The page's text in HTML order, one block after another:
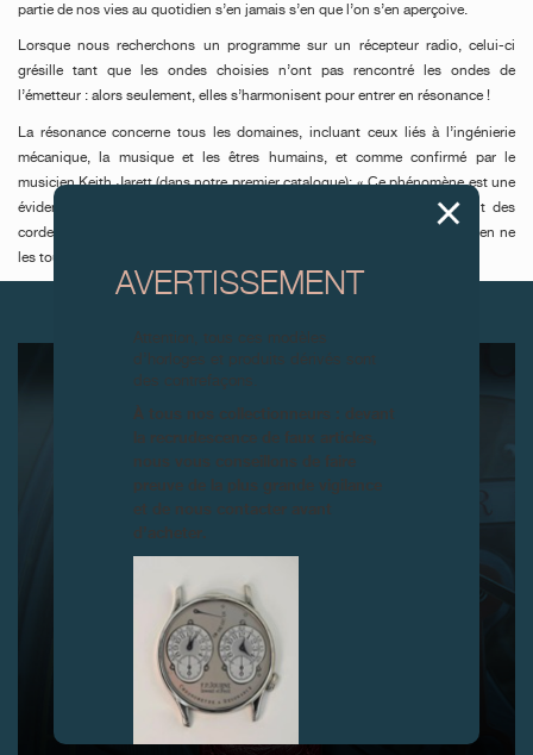
partie de nos vies au quotidien s’en jamais s’en que l’on s’en aperçoive.
Lorsque nous recherchons un programme sur un récepteur radio, celui-ci
grésille tant que les ondes choisies n’ont pas rencontré les ondes de
l’émetteur : alors seulement, elles s’harmonisent pour entrer en résonance !
La résonance concerne tous les domaines, incluant ceux liés à l’ingénierie
mécanique, la musique et les êtres humains, et comme confirmé par le
musicien Keith Jarett (dans notre premier catalogue): « Ce phénomène est une
évidence en musique. Les luths et les sitars, par exemple, possèdent des
cordes dont l'unique raison d'être est de vibrer par résonance; le musicien ne
les touche jamais, malgré leur proximité avec les cordes pincées ».
AVERTISSEMENT
À tous nos collectionneurs : devant
la recrudescence de faux articles,
nous vous conseillons de faire
preuve de la plus grande vigilance
et de nous contacter avant
d’acheter.